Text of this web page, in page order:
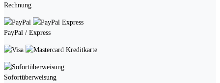
Rechnung
PayPal / Express
Kreditkarte
Sofortüberweisung